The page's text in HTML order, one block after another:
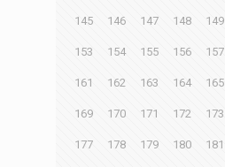
145 146 147 148 149
153 154 155 156 157
161 162 163 164 165
169 170 171 172 173
177 178 179 180 181